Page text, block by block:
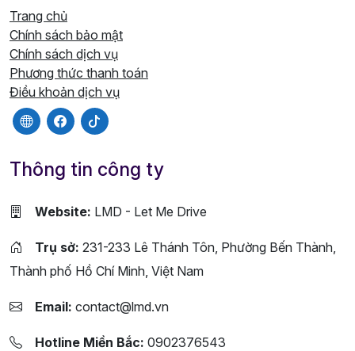
Trang chủ
Chính sách bảo mật
Chính sách dịch vụ
Phương thức thanh toán
Điều khoản dịch vụ
Thông tin công ty
Website: LMD - Let Me Drive
Trụ sở: 231-233 Lê Thánh Tôn, Phường Bến Thành,
Thành phố Hồ Chí Minh, Việt Nam
Email: contact@lmd.vn
Hotline Miền Bắc: 0902376543